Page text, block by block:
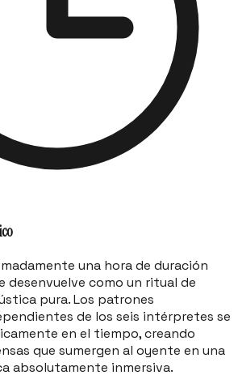
una hora de duración
desenvuelve como un ritual de
pura. Los patrones
de los seis intérpretes se
en el tiempo, creando
que sumergen al oyente en una
absolutamente inmersiva.